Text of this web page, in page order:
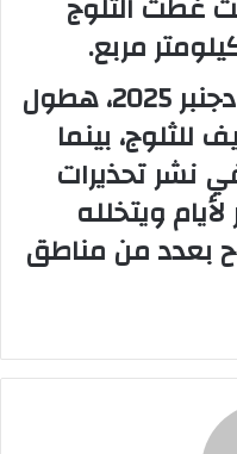
وشهدت عدة مدن خلال دجنبر 2025، هطول
بينما
نشر تحذيرات
ويتخلله
بعدد من مناطق